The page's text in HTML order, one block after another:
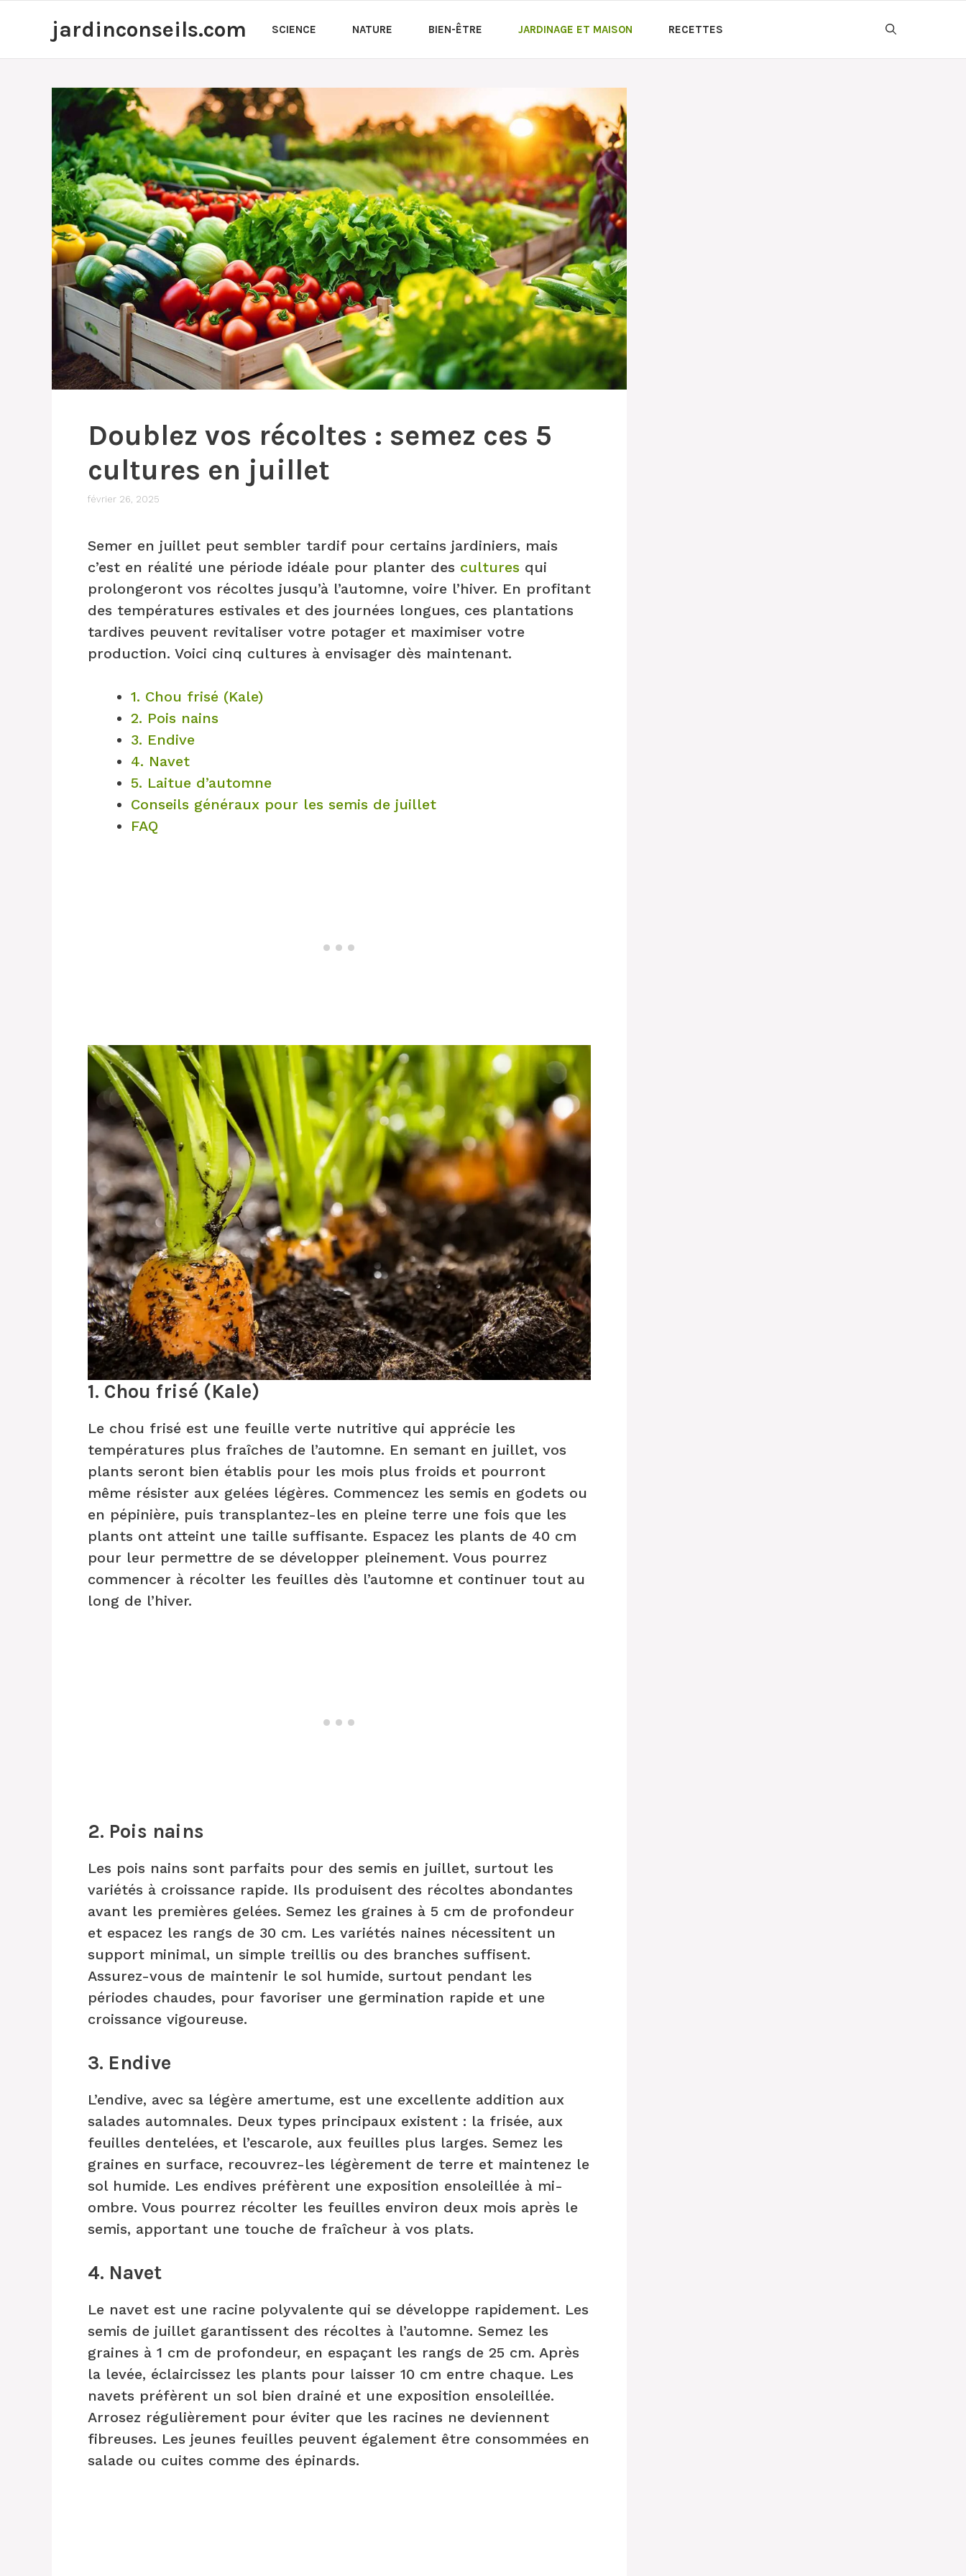
jardinconseils.com SCIENCE NATURE BIEN-ÊTRE JARDINAGE ET MAISON RECETTES
Doublez vos récoltes : semez ces 5
cultures en juillet
février 26, 2025
Semer en juillet peut sembler tardif pour certains jardiniers, mais
c’est en réalité une période idéale pour planter des cultures qui
prolongeront vos récoltes jusqu’à l’automne, voire l’hiver. En profitant
des températures estivales et des journées longues, ces plantations
tardives peuvent revitaliser votre potager et maximiser votre
production. Voici cinq cultures à envisager dès maintenant.
1. Chou frisé (Kale)
2. Pois nains
3. Endive
4. Navet
5. Laitue d’automne
Conseils généraux pour les semis de juillet
FAQ
1. Chou frisé (Kale)
Le chou frisé est une feuille verte nutritive qui apprécie les
températures plus fraîches de l’automne. En semant en juillet, vos
plants seront bien établis pour les mois plus froids et pourront
même résister aux gelées légères. Commencez les semis en godets ou
en pépinière, puis transplantez-les en pleine terre une fois que les
plants ont atteint une taille suffisante. Espacez les plants de 40 cm
pour leur permettre de se développer pleinement. Vous pourrez
commencer à récolter les feuilles dès l’automne et continuer tout au
long de l’hiver.
2. Pois nains
Les pois nains sont parfaits pour des semis en juillet, surtout les
variétés à croissance rapide. Ils produisent des récoltes abondantes
avant les premières gelées. Semez les graines à 5 cm de profondeur
et espacez les rangs de 30 cm. Les variétés naines nécessitent un
support minimal, un simple treillis ou des branches suffisent.
Assurez-vous de maintenir le sol humide, surtout pendant les
périodes chaudes, pour favoriser une germination rapide et une
croissance vigoureuse.
3. Endive
L’endive, avec sa légère amertume, est une excellente addition aux
salades automnales. Deux types principaux existent : la frisée, aux
feuilles dentelées, et l’escarole, aux feuilles plus larges. Semez les
graines en surface, recouvrez-les légèrement de terre et maintenez le
sol humide. Les endives préfèrent une exposition ensoleillée à mi-
ombre. Vous pourrez récolter les feuilles environ deux mois après le
semis, apportant une touche de fraîcheur à vos plats.
4. Navet
Le navet est une racine polyvalente qui se développe rapidement. Les
semis de juillet garantissent des récoltes à l’automne. Semez les
graines à 1 cm de profondeur, en espaçant les rangs de 25 cm. Après
la levée, éclaircissez les plants pour laisser 10 cm entre chaque. Les
navets préfèrent un sol bien drainé et une exposition ensoleillée.
Arrosez régulièrement pour éviter que les racines ne deviennent
fibreuses. Les jeunes feuilles peuvent également être consommées en
salade ou cuites comme des épinards.